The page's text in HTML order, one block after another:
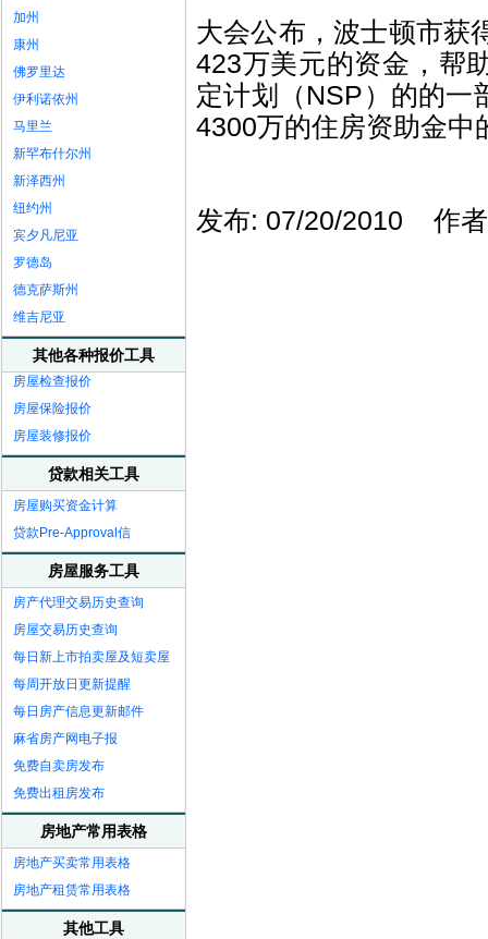
加州
康州
佛罗里达
伊利诺依州
马里兰
新罕布什尔州
新泽西州
纽约州
宾夕凡尼亚
罗德岛
德克萨斯州
维吉尼亚
其他各种报价工具
房屋检查报价
房屋保险报价
房屋装修报价
贷款相关工具
房屋购买资金计算
贷款Pre-Approval信
房屋服务工具
房产代理交易历史查询
房屋交易历史查询
每日新上市拍卖屋及短卖屋
每周开放日更新提醒
每日房产信息更新邮件
麻省房产网电子报
免费自卖房发布
免费出租房发布
房地产常用表格
房地产买卖常用表格
房地产租赁常用表格
其他工具
大会公布，波士顿市获
423万美元的资金，帮
定计划（NSP）的的一
4300万的住房资助金中
发布: 07/20/2010 作